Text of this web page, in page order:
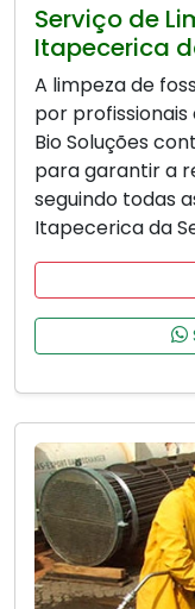
Serviço de
Itapecerica
A limpeza de
por
Bio Soluções
para garantir a
seguindo todas
Itapecerica da